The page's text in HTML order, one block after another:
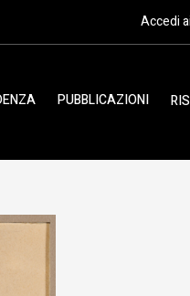
Accedi
PUBBLICAZIONI